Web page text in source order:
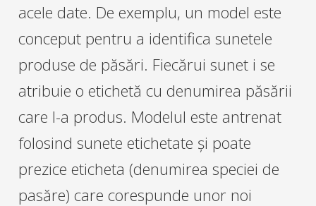
acele date. De exemplu, un model este
conceput pentru a identifica sunetele
produse de păsări. Fiecărui sunet i se
atribuie o etichetă cu denumirea păsării
care l-a produs. Modelul este antrenat
folosind sunete etichetate și poate
prezice eticheta (denumirea speciei de
pasăre) care corespunde unor noi